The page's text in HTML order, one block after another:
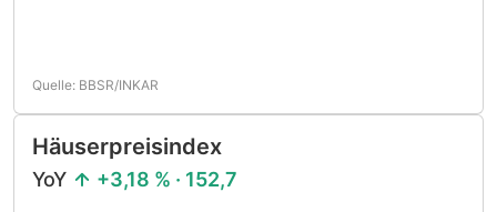
Quelle: BBSR/INKAR
Häuserpreisindex
YoY +3,18 % · 152,7